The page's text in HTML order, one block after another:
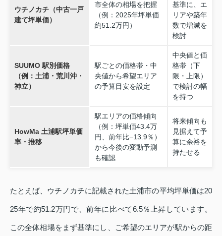
ウチノカチ（中古一戸
建て坪単価）
市全体の相場を把握
（例：2025年坪単価
約51.2万円）
基準に、エ
リアや築年
数で増減を
検討
SUUMO 駅別価格
（例：土浦・荒川沖・
神立）
駅ごとの価格帯・中
央値から希望エリア
の予算目安を設定
中央値と価
格帯（下
限・上限）
で検討の幅
を持つ
HowMa 土浦駅坪単価
率・推移
駅エリアの価格傾向
（例：坪単価43.4万
円、前年比−13.9％）
から今後の変動予測
も確認
将来傾向も
見据えて予
算に余裕を
持たせる
たとえば、ウチノカチに記載された土浦市の平均坪単価は20
25年で約51.2万円で、前年に比べて6.5％上昇しています。
この全体相場をまず基準にし、ご希望のエリアが駅からの距